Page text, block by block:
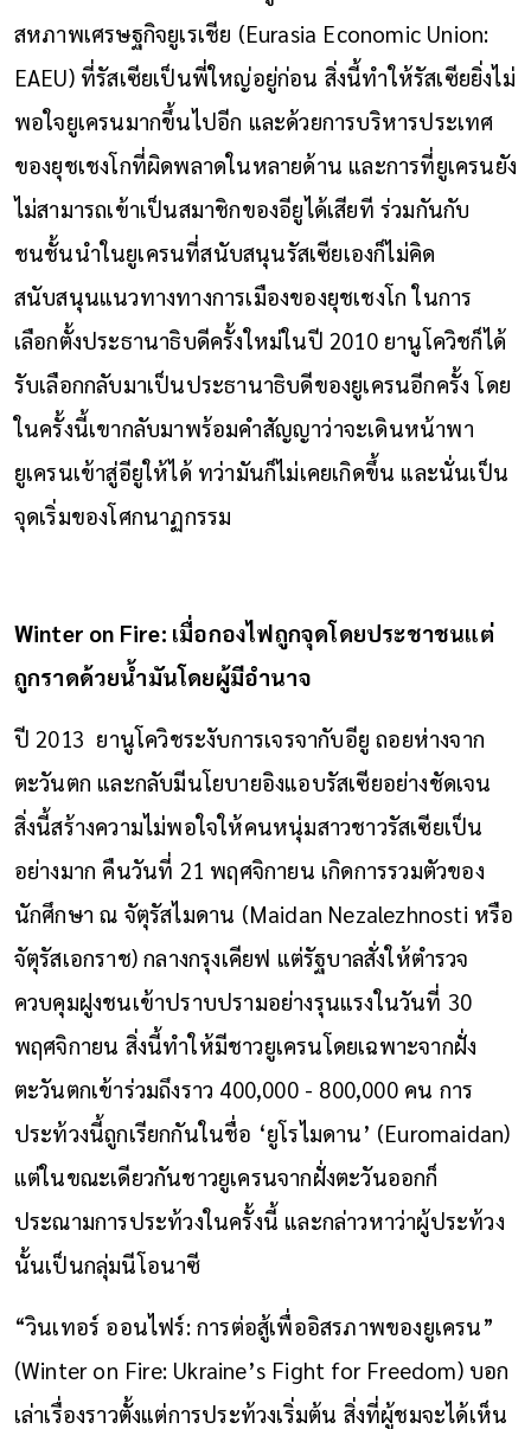
สหภาพเศรษฐกิจยูเรเชีย (Eurasia Economic Union:
EAEU) ที่รัสเซียเป็นพี่ใหญ่อยู่ก่อน สิ่งนี้ทำให้รัสเซียยิ่งไม่
พอใจยูเครนมากขึ้นไปอีก และด้วยการบริหารประเทศ
ของยุชเชงโกที่ผิดพลาดในหลายด้าน และการที่ยูเครนยัง
ไม่สามารถเข้าเป็นสมาชิกของอียูได้เสียที ร่วมกันกับ
ชนชั้นนำในยูเครนที่สนับสนุนรัสเซียเองก็ไม่คิด
สนับสนุนแนวทางทางการเมืองของยุชเชงโก ในการ
เลือกตั้งประธานาธิบดีครั้งใหม่ในปี 2010 ยานูโควิชก็ได้
รับเลือกกลับมาเป็นประธานาธิบดีของยูเครนอีกครั้ง โดย
ในครั้งนี้เขากลับมาพร้อมคำสัญญาว่าจะเดินหน้าพา
ยูเครนเข้าสู่อียูให้ได้ ทว่ามันก็ไม่เคยเกิดขึ้น และนั่นเป็น
จุดเริ่มของโศกนาฏกรรม
Winter on Fire: เมื่อกองไฟถูกจุดโดยประชาชนแต่
ถูกราดด้วยน้ำมันโดยผู้มีอำนาจ
ปี 2013 ยานูโควิชระงับการเจรจากับอียู ถอยห่างจาก
ตะวันตก และกลับมีนโยบายอิงแอบรัสเซียอย่างชัดเจน
สิ่งนี้สร้างความไม่พอใจให้คนหนุ่มสาวชาวรัสเซียเป็น
อย่างมาก คืนวันที่ 21 พฤศจิกายน เกิดการรวมตัวของ
นักศึกษา ณ จัตุรัสไมดาน (Maidan Nezalezhnosti หรือ
จัตุรัสเอกราช) กลางกรุงเคียฟ แต่รัฐบาลสั่งให้ตำรวจ
ควบคุมฝูงชนเข้าปราบปรามอย่างรุนแรงในวันที่ 30
พฤศจิกายน สิ่งนี้ทำให้มีชาวยูเครนโดยเฉพาะจากฝั่ง
ตะวันตกเข้าร่วมถึงราว 400,000 - 800,000 คน การ
ประท้วงนี้ถูกเรียกกันในชื่อ ‘ยูโรไมดาน’ (Euromaidan)
แต่ในขณะเดียวกันชาวยูเครนจากฝั่งตะวันออกก็
ประณามการประท้วงในครั้งนี้ และกล่าวหาว่าผู้ประท้วง
นั้นเป็นกลุ่มนีโอนาซี
“วินเทอร์ ออนไฟร์: การต่อสู้เพื่ออิสรภาพของยูเครน”
(Winter on Fire: Ukraine’s Fight for Freedom) บอก
เล่าเรื่องราวตั้งแต่การประท้วงเริ่มต้น สิ่งที่ผู้ชมจะได้เห็น